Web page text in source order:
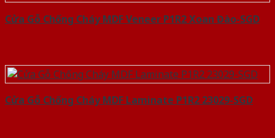
Cửa Gỗ Chống Cháy MDF Veneer P1R2 Xoan Đào-SGD
Cửa Gỗ Chống Cháy MDF Laminate P1R2 23029-SGD